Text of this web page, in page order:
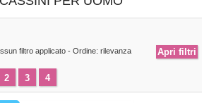
filtro applicato - Ordine: rilevanza
2 3 4